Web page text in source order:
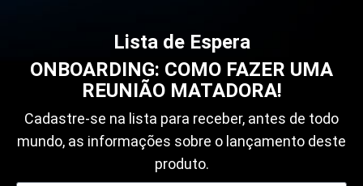
Lista de Espera
ONBOARDING: COMO FAZER UMA
REUNIÃO MATADORA!
Cadastre-se na lista para receber, antes de todo
mundo, as informações sobre o lançamento deste
produto.